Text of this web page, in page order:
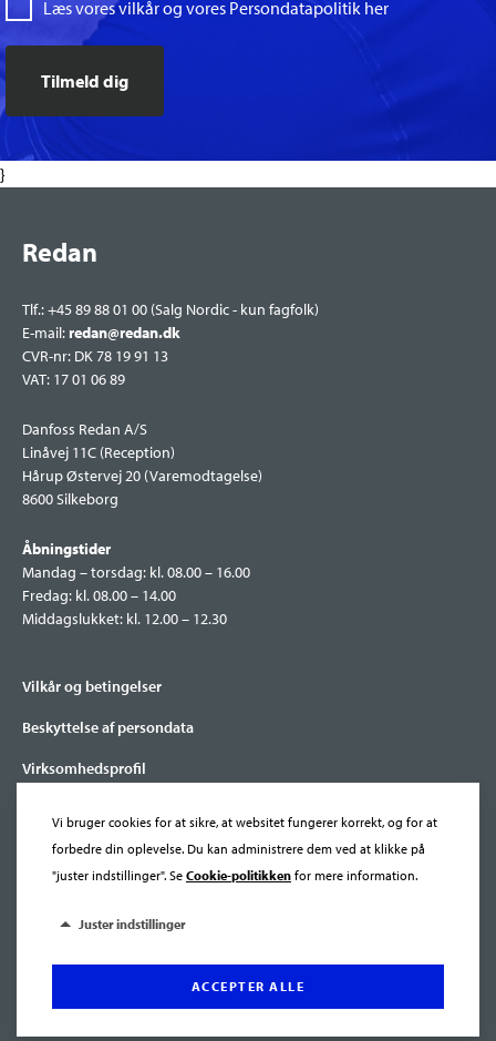
Læs vores vilkår og vores Persondatapolitik her
}
Redan
Tlf.: +45 89 88 01 00 (Salg Nordic - kun fagfolk)
E-mail:redan@redan.dk
CVR-nr: DK 78 19 91 13
VAT: 17 01 06 89
Danfoss Redan A/S
Linåvej 11C (Reception)
Hårup Østervej 20 (Varemodtagelse)
8600 Silkeborg
Åbningstider
Mandag – torsdag: kl. 08.00 – 16.00
Fredag: kl. 08.00 – 14.00
Middagslukket: kl. 12.00 – 12.30
Vilkår og betingelser
Beskyttelse af persondata
Virksomhedsprofil
Cookies
Facebook
© Copyright 2026 Redan. All rights reserved.
Vi bruger cookies for at sikre, at websitet fungerer korrekt, og for at
forbedre din oplevelse. Du kan administrere dem ved at klikke på
"juster indstillinger". Se Cookie-politikken for mere information.
Juster indstillinger
ACCEPTER ALLE